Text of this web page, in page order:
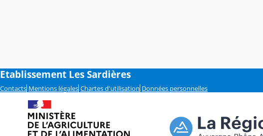
Etablissement Les Sardières
Contacts Mentions légales Chartes d'utilisation Données personnelles